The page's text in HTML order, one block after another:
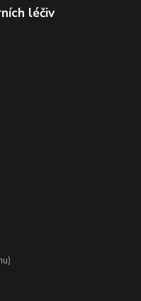
léčiv